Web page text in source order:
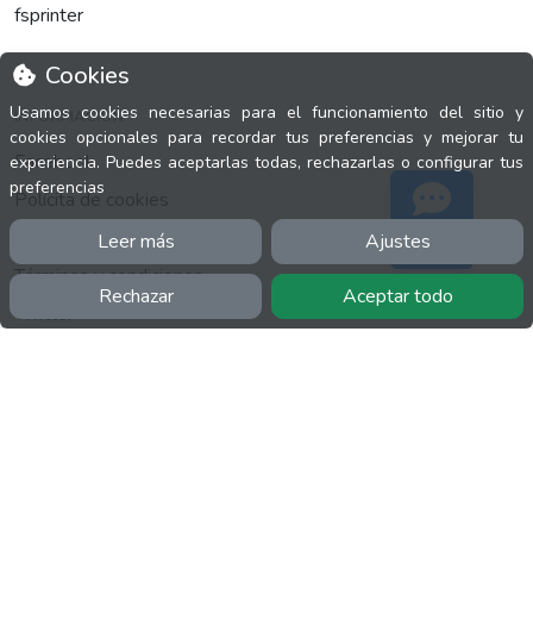
Cookies
Usamos cookies necesarias para el funcionamiento del sitio y
cookies opcionales para recordar tus preferencias y mejorar tu
experiencia. Puedes aceptarlas todas, rechazarlas o configurar tus
preferencias
Leer más Ajustes
Rechazar Aceptar todo
fsprinter
INFORMACIÓN
Facebook
Polícita de cookies
Política de privacidad
Términos y condiciones
Twitter
Soporte